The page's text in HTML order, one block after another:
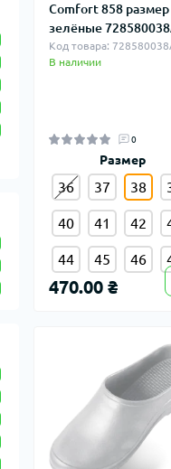
Comfort 858 размер
зелёные
Код товара:
В наличии
0
Размер
36 37 38
40 41 42
44 45 46
470.00 ₴